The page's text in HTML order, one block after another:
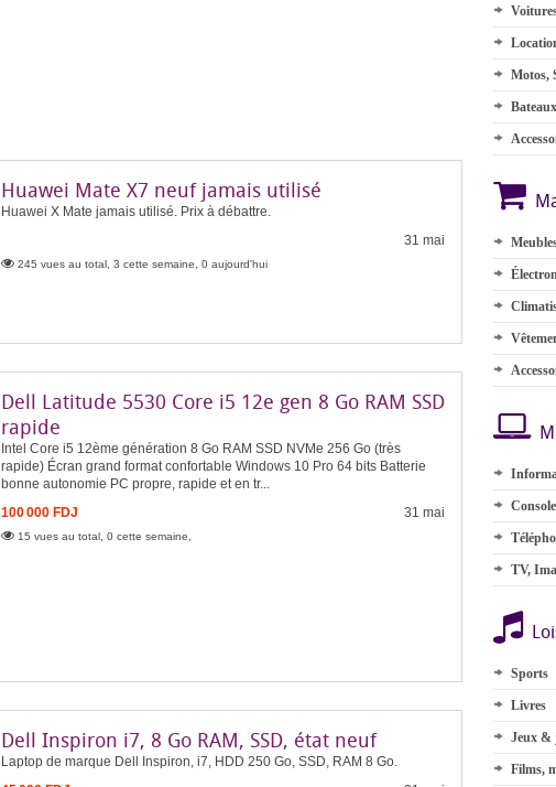
Huawei Mate X7 neuf jamais utilisé
Huawei X Mate jamais utilisé. Prix à débattre.
31 mai
245 vues au total, 3 cette semaine, 0 aujourd'hui
Dell Latitude 5530 Core i5 12e gen 8 Go RAM SSD
rapide
Intel Core i5 12ème génération 8 Go RAM SSD NVMe 256 Go (très
rapide) Écran grand format confortable Windows 10 Pro 64 bits Batterie
bonne autonomie PC propre, rapide et en tr...
100 000 FDJ
31 mai
15 vues au total, 0 cette semaine,
Dell Inspiron i7, 8 Go RAM, SSD, état neuf
Laptop de marque Dell Inspiron, i7, HDD 250 Go, SSD, RAM 8 Go.
Motos,
Bateaux
TV,
Sports
Livres
Jeux &
Films,